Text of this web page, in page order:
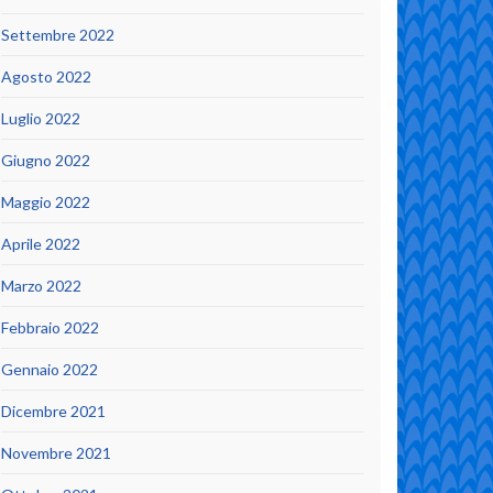
Settembre 2022
Agosto 2022
Luglio 2022
Giugno 2022
Maggio 2022
Aprile 2022
Marzo 2022
Febbraio 2022
Gennaio 2022
Dicembre 2021
Novembre 2021